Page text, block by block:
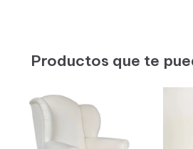
Productos que te